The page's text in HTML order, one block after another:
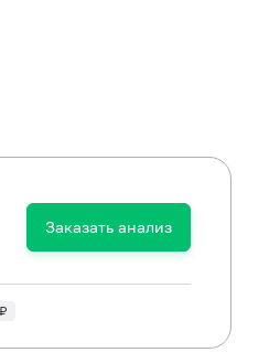
Заказать анализ